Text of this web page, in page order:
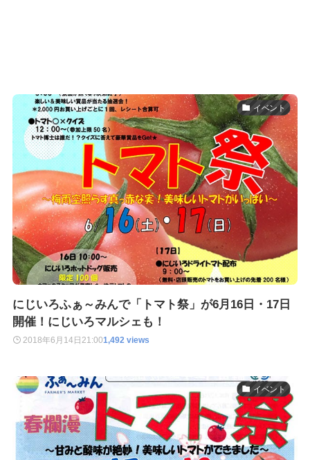
イベント
にじいろふぁ～みんで「トマト祭」が6月16日・17日
開催！にじいろマルシェも！
2018年6月14日 21:001,492 views
イベント